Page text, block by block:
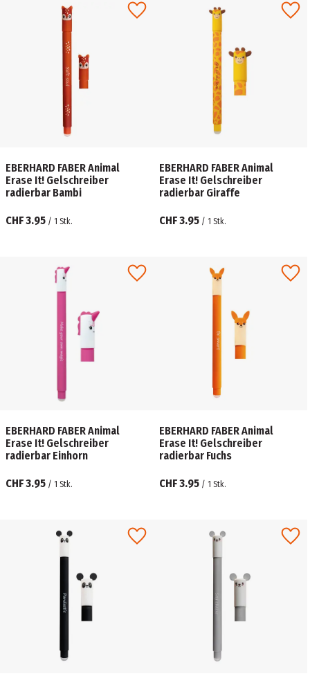
EBERHARD FABER Animal
Erase It! Gelschreiber
radierbar Bambi
CHF 3.95 / 1 Stk.
EBERHARD FABER Animal
Erase It! Gelschreiber
radierbar Giraffe
CHF 3.95 / 1 Stk.
EBERHARD FABER Animal
Erase It! Gelschreiber
radierbar Einhorn
CHF 3.95 / 1 Stk.
EBERHARD FABER Animal
Erase It! Gelschreiber
radierbar Fuchs
CHF 3.95 / 1 Stk.